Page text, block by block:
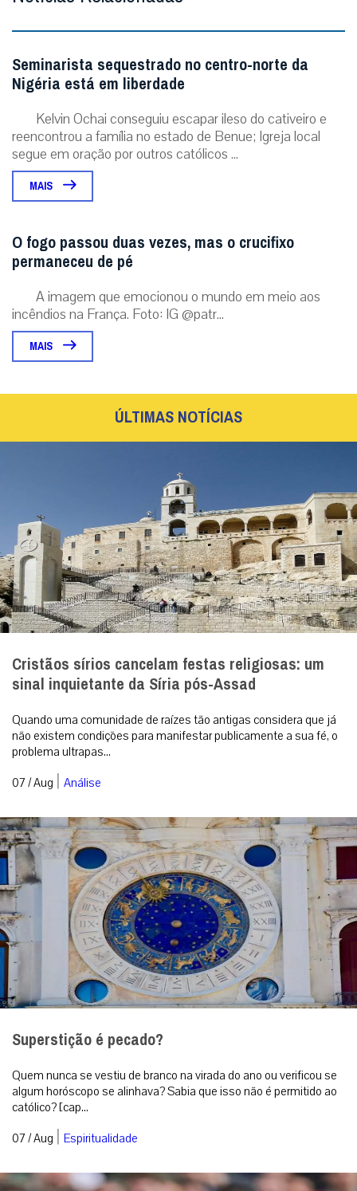
Seminarista sequestrado no centro-norte da
Nigéria está em liberdade
Kelvin Ochai conseguiu escapar ileso do cativeiro e
reencontrou a família no estado de Benue; Igreja local
segue em oração por outros católicos ...
MAIS
O fogo passou duas vezes, mas o crucifixo
permaneceu de pé
A imagem que emocionou o mundo em meio aos
incêndios na França. Foto: IG @patr...
MAIS
ÚLTIMAS NOTÍCIAS
Cristãos sírios cancelam festas religiosas: um
sinal inquietante da Síria pós-Assad
Quando uma comunidade de raízes tão antigas considera que já
não existem condições para manifestar publicamente a sua fé, o
problema ultrapas...
07 / Aug | Análise
Superstição é pecado?
Quem nunca se vestiu de branco na virada do ano ou verificou se
algum horóscopo se alinhava? Sabia que isso não é permitido ao
católico? [cap...
07 / Aug | Espiritualidade